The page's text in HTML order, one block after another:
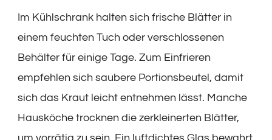
Im Kühlschrank halten sich frische Blätter in
einem feuchten Tuch oder verschlossenen
Behälter für einige Tage. Zum Einfrieren
empfehlen sich saubere Portionsbeutel, damit
sich das Kraut leicht entnehmen lässt. Manche
Hausköche trocknen die zerkleinerten Blätter,
um vorrätig zu sein. Ein luftdichtes Glas bewahrt